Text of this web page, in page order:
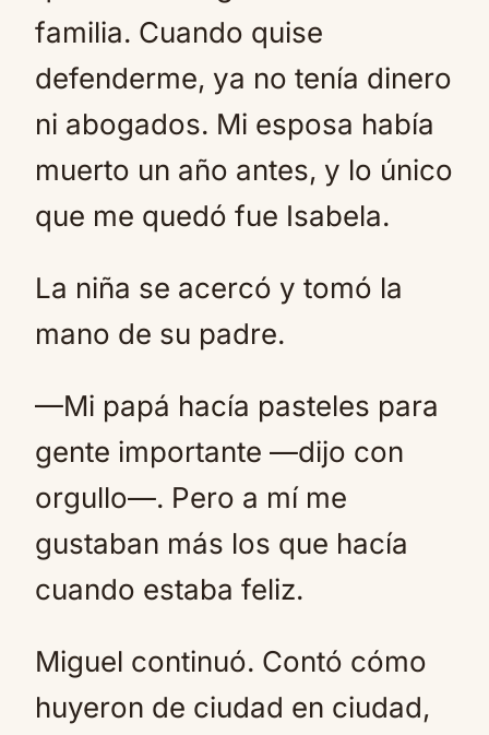
familia. Cuando quise
defenderme, ya no tenía dinero
ni abogados. Mi esposa había
muerto un año antes, y lo único
que me quedó fue Isabela.
La niña se acercó y tomó la
mano de su padre.
—Mi papá hacía pasteles para
gente importante —dijo con
orgullo—. Pero a mí me
gustaban más los que hacía
cuando estaba feliz.
Miguel continuó. Contó cómo
huyeron de ciudad en ciudad,